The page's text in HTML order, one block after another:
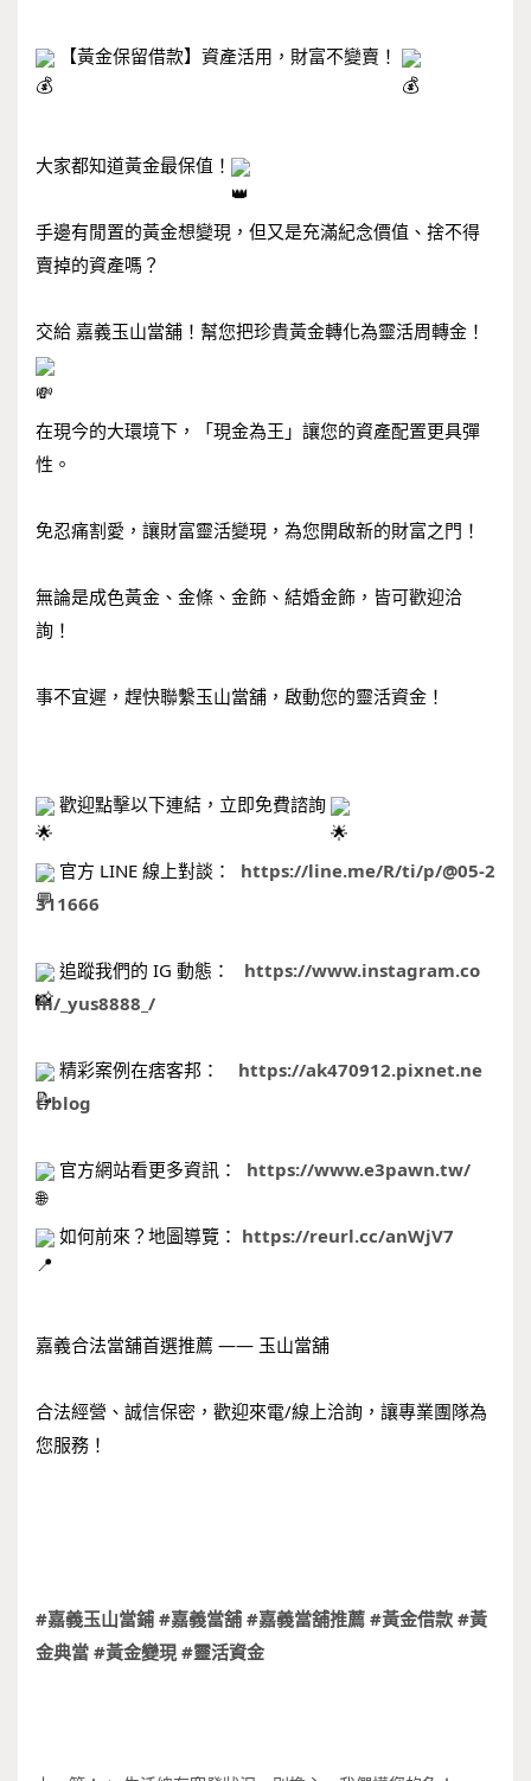
【黃金保留借款】資產活用，財富不變賣！
大家都知道黃金最保值！
手邊有閒置的黃金想變現，但又是充滿紀念價值、捨不得
賣掉的資產嗎？
交給 嘉義玉山當舖！幫您把珍貴黃金轉化為靈活周轉金！
在現今的大環境下，「現金為王」讓您的資產配置更具彈
性。
免忍痛割愛，讓財富靈活變現，為您開啟新的財富之門！
無論是成色黃金、金條、金飾、結婚金飾，皆可歡迎洽
詢！
事不宜遲，趕快聯繫玉山當舖，啟動您的靈活資金！
歡迎點擊以下連結，立即免費諮詢
官方 LINE 線上對談： https://line.me/R/ti/p/@05-2
311666
追蹤我們的 IG 動態： https://www.instagram.co
m/_yus8888_/
精彩案例在痞客邦： https://ak470912.pixnet.ne
t/blog
官方網站看更多資訊： https://www.e3pawn.tw/
如何前來？地圖導覽： https://reurl.cc/anWjV7
嘉義合法當舖首選推薦 —— 玉山當舖
合法經營、誠信保密，歡迎來電/線上洽詢，讓專業團隊為
您服務！
#嘉義玉山當鋪 #嘉義當舖 #嘉義當舖推薦 #黃金借款 #黃
金典當 #黃金變現 #靈活資金